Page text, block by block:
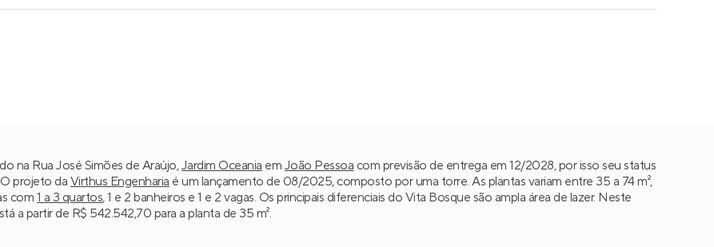
na Rua José Simões de Araújo,Jardim Oceania em João Pessoa com previsão de entrega em 12/2028, por isso seu status
projeto da Virthus Engenharia é um lançamento de 08/2025, composto por uma torre. As plantas variam entre 35 a 74 m²,
com1 a 3 quartos, 1 e 2 banheiros e 1 e 2 vagas. Os principais diferenciais do Vita Bosque são ampla área de lazer. Neste
a partir de R$ 542.542,70 para a planta de 35 m².